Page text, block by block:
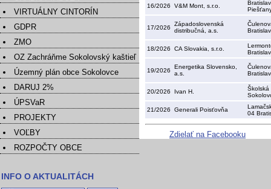
VIRTUÁLNY CINTORÍN
GDPR
ZMO
OZ Zachráňme Sokolovský kaštieľ
Územný plán obce Sokolovce
DARUJ 2%
ÚPSVaR
PROJEKTY
VOĽBY
ROZPOČTY OBCE
INFO O AKTUALITÁCH
16/2026 V&M Mont, s.r.o.
17/2026
Západoslovenská
distribučná, a.s.
18/2026 CA Slovakia, s.r.o.
19/2026
Energetika Slovensko,
a.s.
20/2026 Ivan H.
21/2026 Generali Poisťovňa
04
Zdielať na Facebooku